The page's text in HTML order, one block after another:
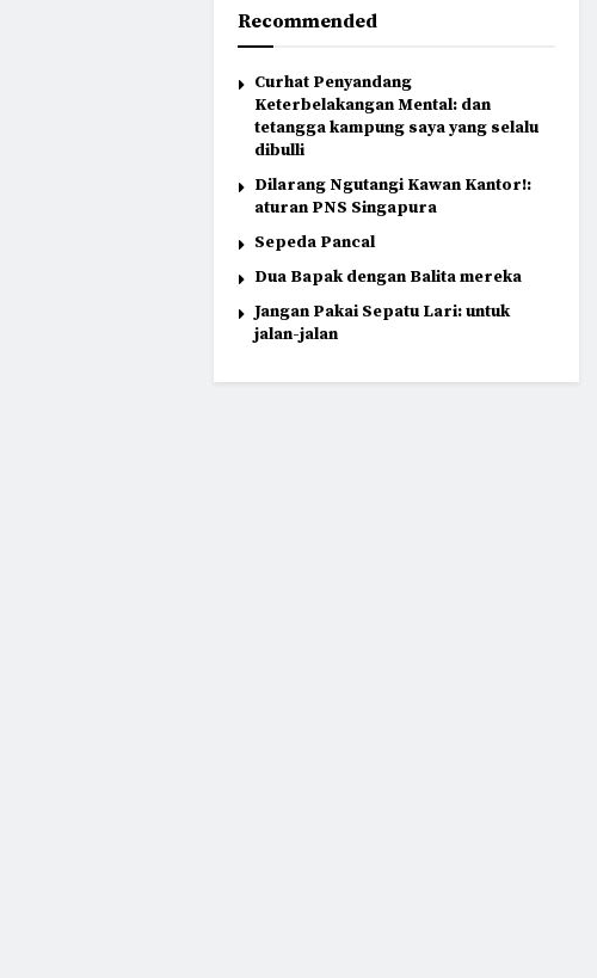
Recommended
Curhat Penyandang
Keterbelakangan Mental: dan
tetangga kampung saya yang selalu
dibulli
Dilarang Ngutangi Kawan Kantor!:
aturan PNS Singapura
Sepeda Pancal
Dua Bapak dengan Balita mereka
Jangan Pakai Sepatu Lari: untuk
jalan-jalan